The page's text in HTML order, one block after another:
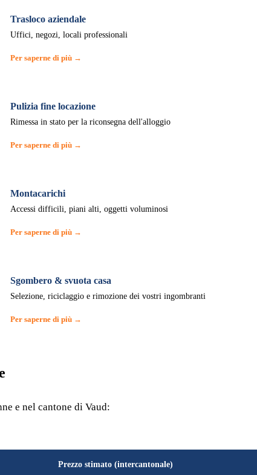
Trasloco aziendale
Uffici, negozi, locali professionali
Per saperne di più →
Pulizia fine locazione
Rimessa in stato per la riconsegna dell'alloggio
Per saperne di più →
Montacarichi
Accessi difficili, piani alti, oggetti voluminosi
Per saperne di più →
Sgombero & svuota casa
Selezione, riciclaggio e rimozione dei vostri ingombranti
Per saperne di più →
e nel cantone di Vaud:
Prezzo stimato (intercantonale)